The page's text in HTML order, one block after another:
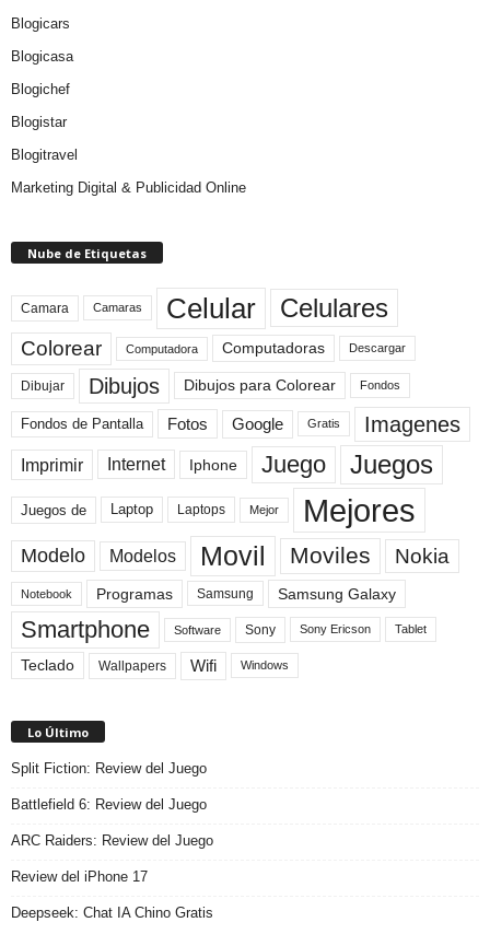
Blogicars
Blogicasa
Blogichef
Blogistar
Blogitravel
Marketing Digital & Publicidad Online
Nube de Etiquetas
Camara Camaras Celular Celulares
Colorear Computadora Computadoras Descargar
Dibujar Dibujos Dibujos para Colorear Fondos
Fondos de Pantalla Fotos Google Gratis Imagenes
Imprimir Internet Iphone Juego Juegos
Juegos de Laptop Laptops Mejor Mejores
Modelo Modelos Movil Moviles Nokia
Notebook Programas Samsung Samsung Galaxy
Smartphone Software Sony Sony Ericson Tablet
Teclado Wallpapers Wifi Windows
Lo Último
Split Fiction: Review del Juego
Battlefield 6: Review del Juego
ARC Raiders: Review del Juego
Review del iPhone 17
Deepseek: Chat IA Chino Gratis